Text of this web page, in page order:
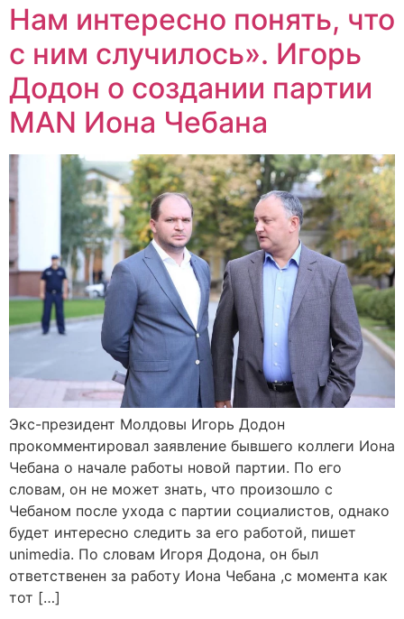
Нам интересно понять, что
с ним случилось». Игорь
Додон о создании партии
MAN Иона Чебана
Экс-президент Молдовы Игорь Додон
прокомментировал заявление бывшего коллеги Иона
Чебана о начале работы новой партии. По его
словам, он не может знать, что произошло с
Чебаном после ухода с партии социалистов, однако
будет интересно следить за его работой, пишет
unimedia. По словам Игоря Додона, он был
ответственен за работу Иона Чебана ,с момента как
тот […]